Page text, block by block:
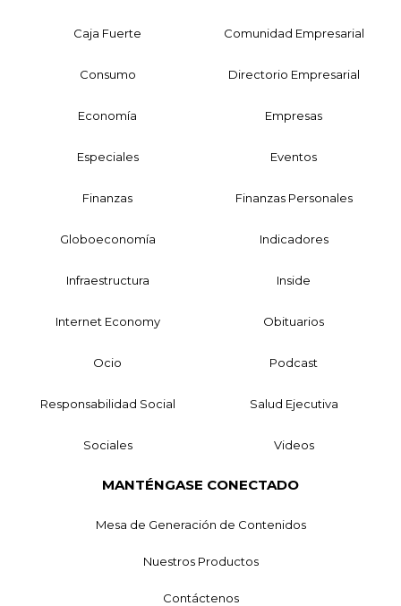
Caja Fuerte Comunidad Empresarial
Consumo Directorio Empresarial
Economía Empresas
Especiales Eventos
Finanzas Finanzas Personales
Globoeconomía Indicadores
Infraestructura Inside
Internet Economy Obituarios
Ocio Podcast
Responsabilidad Social Salud Ejecutiva
Sociales Videos
MANTÉNGASE CONECTADO
Mesa de Generación de Contenidos
Nuestros Productos
Contáctenos